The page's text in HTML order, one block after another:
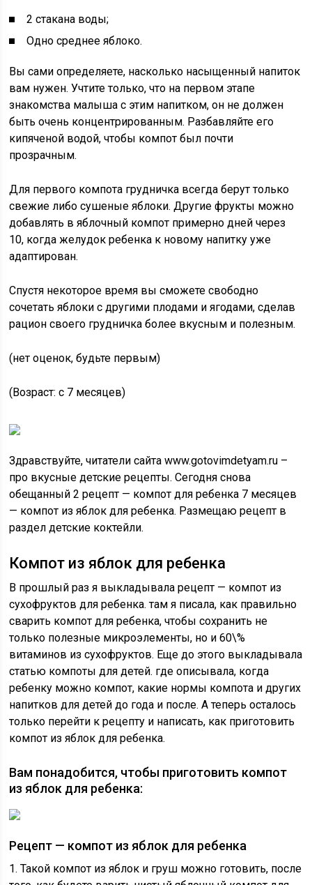
2 стакана воды;
Одно среднее яблоко.
Вы сами определяете, насколько насыщенный напиток
вам нужен. Учтите только, что на первом этапе
знакомства малыша с этим напитком, он не должен
быть очень концентрированным. Разбавляйте его
кипяченой водой, чтобы компот был почти
прозрачным.
Для первого компота грудничка всегда берут только
свежие либо сушеные яблоки. Другие фрукты можно
добавлять в яблочный компот примерно дней через
10, когда желудок ребенка к новому напитку уже
адаптирован.
Спустя некоторое время вы сможете свободно
сочетать яблоки с другими плодами и ягодами, сделав
рацион своего грудничка более вкусным и полезным.
(нет оценок, будьте первым)
(Возраст: с 7 месяцев)
Здравствуйте, читатели сайта www.gotovimdetyam.ru –
про вкусные детские рецепты. Сегодня снова
обещанный 2 рецепт — компот для ребенка 7 месяцев
— компот из яблок для ребенка. Размещаю рецепт в
раздел детские коктейли.
Компот из яблок для ребенка
В прошлый раз я выкладывала рецепт — компот из
сухофруктов для ребенка. там я писала, как правильно
сварить компот для ребенка, чтобы сохранить не
только полезные микроэлементы, но и 60\%
витаминов из сухофруктов. Еще до этого выкладывала
статью компоты для детей. где описывала, когда
ребенку можно компот, какие нормы компота и других
напитков для детей до года и после. А теперь осталось
только перейти к рецепту и написать, как приготовить
компот из яблок для ребенка.
Вам понадобится, чтобы приготовить компот
из яблок для ребенка:
Рецепт — компот из яблок для ребенка
1. Такой компот из яблок и груш можно готовить, после